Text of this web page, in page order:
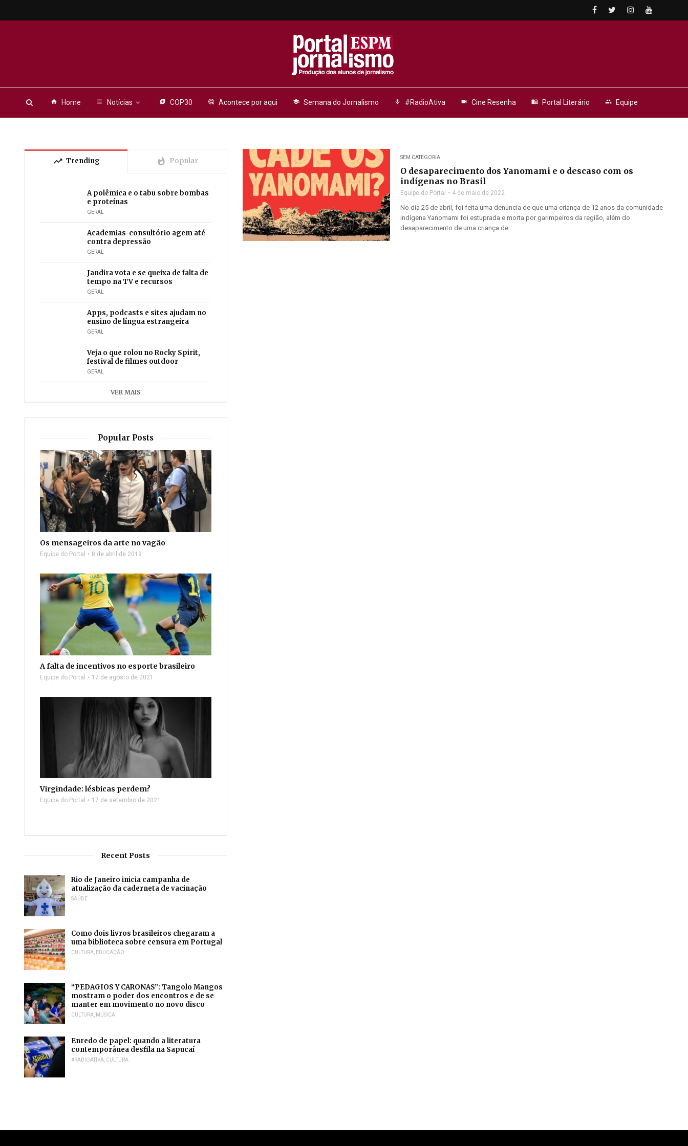
home Home view_headline Notícias energy_savings_leaf COP30 ads_click Acontece por aqui school Semana do Jornalismo mic #RadioAtiva videocam Cine Resenha menu_book Portal Literário people Equipe
SEM CATEGORIA
O desaparecimento dos Yanomami e o descaso com os
indígenas no Brasil
Equipe do Portal 4 de maio de 2022
No dia 25 de abril, foi feita uma denúncia de que uma criança de 12 anos da comunidade
indígena Yanomami foi estuprada e morta por garimpeiros da região, além do
desaparecimento de uma criança de ...
trending_up Trending whatshot Popular
A polêmica e o tabu sobre bombas
e proteínas
GERAL
Academias-consultório agem até
contra depressão
GERAL
Jandira vota e se queixa de falta de
tempo na TV e recursos
GERAL
Apps, podcasts e sites ajudam no
ensino de língua estrangeira
GERAL
Veja o que rolou no Rocky Spirit,
festival de filmes outdoor
GERAL
VER MAIS
Popular Posts
Os mensageiros da arte no vagão
Equipe do Portal 8 de abril de 2019
A falta de incentivos no esporte brasileiro
Equipe do Portal 17 de agosto de 2021
Virgindade: lésbicas perdem?
Equipe do Portal 17 de setembro de 2021
Recent Posts
Rio de Janeiro inicia campanha de
atualização da caderneta de vacinação
SAÚDE
Como dois livros brasileiros chegaram a
uma biblioteca sobre censura em Portugal
CULTURA, EDUCAÇÃO
“PEDAGIOS Y CARONAS”: Tangolo Mangos
mostram o poder dos encontros e de se
manter em movimento no novo disco
CULTURA, MÚSICA
Enredo de papel: quando a literatura
contemporânea desfila na Sapucaí
#RADIOATIVA, CULTURA